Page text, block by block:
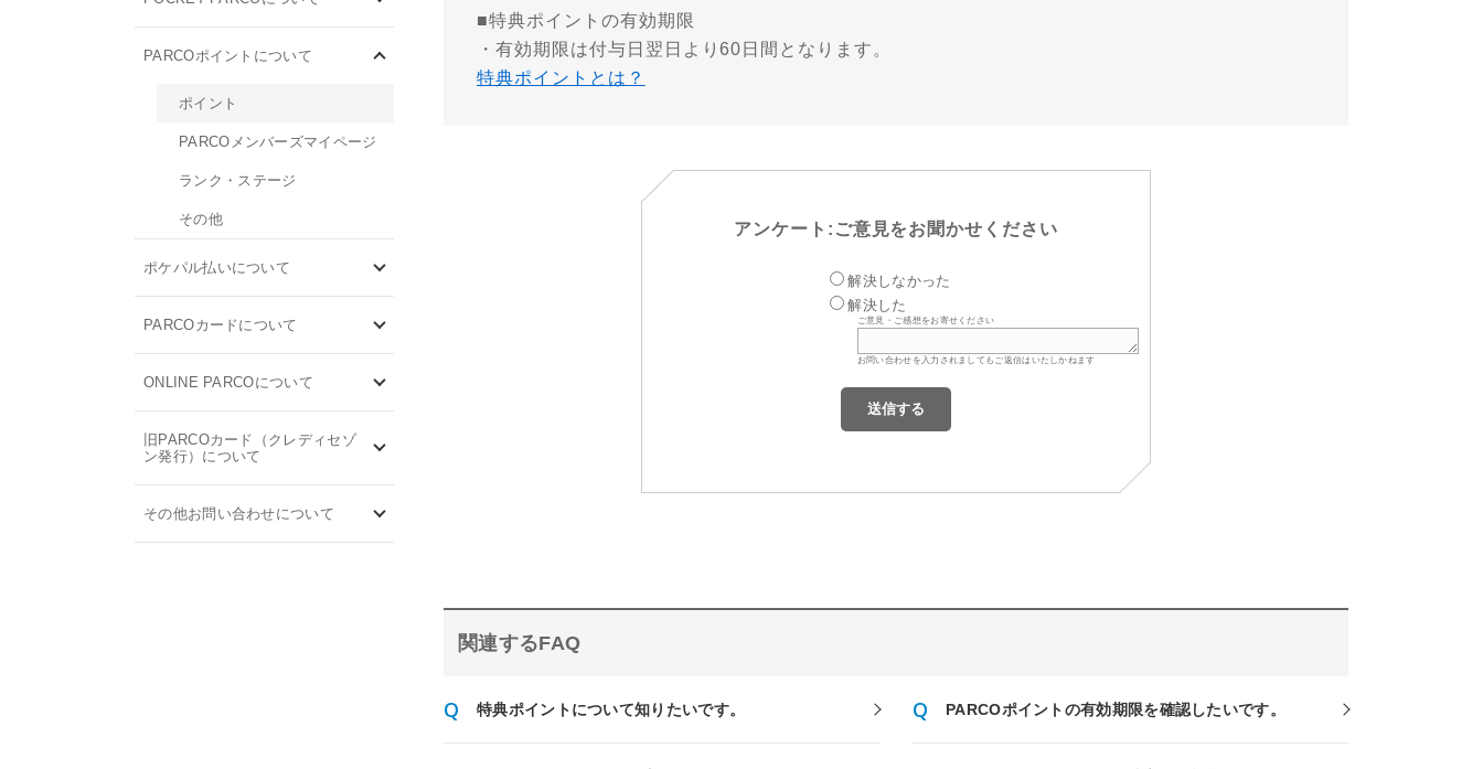
PARCOポイントについて
ポイント
PARCOメンバーズマイページ
ランク・ステージ
その他
ポケパル払いについて
PARCOカードについて
ONLINE PARCOについて
旧PARCOカード（クレディセゾ
ン発行）について
その他お問い合わせについて
■特典ポイントの有効期限
・有効期限は付与日翌日より60日間となります。
特典ポイントとは？
アンケート:ご意見をお聞かせください
解決しなかった
解決した
ご意見・ご感想をお寄せください
お問い合わせを入力されましてもご返信はいたしかねます
関連するFAQ
特典ポイントについて知りたいです。 PARCOポイントの有効期限を確認したいです。